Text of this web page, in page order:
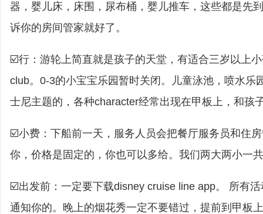
器，婴儿床，床围，尿布桶，婴儿推车，这些都是先
诉你的房间管家就好了。
☑️行：游轮上简直就是孩子的天堂，有适合三岁以上
club。0-3的小宝宝乐园暂时关闭。儿童泳池，喷水乐
士尼主题的，各种character经常出现在甲板上，和孩
☑️小费：下船前一天，服务人员会把餐厅服务员和住
你，价格是固定的，你也可以多给。我们两大两小一
☑️出发前：一定要下载disney cruise line app。 所有
通知你的。晚上的烟花秀一定不要错过，提前到甲板